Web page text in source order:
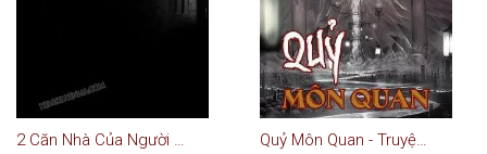
2 Căn Nhà Của Người Âm Quỷ Môn Quan - Truyện Ma